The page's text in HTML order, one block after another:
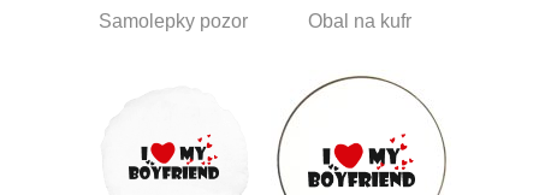
Samolepky pozor Obal na kufr